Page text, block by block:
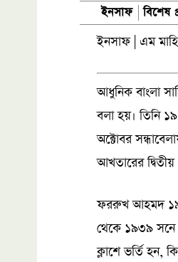
ইনসাফ বিশেষ
ইনসাফ | এম
আধুনিক বাংলা
বলা হয়। তিনি
অক্টোবর
আখতারের দ্বিতীয়
ফররুখ আহমদ
থেকে ১৯৩৯ সনে
ক্লাশে ভর্তি হন,